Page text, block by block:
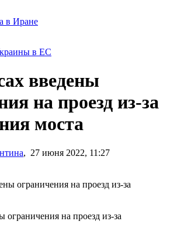
в Иране
в ЕС
введены
на проезд из-за
моста
, 27 июня 2022, 11:27
ограничения на проезд из-за